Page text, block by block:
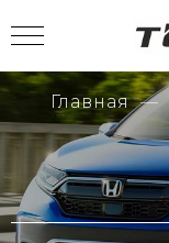
Главная